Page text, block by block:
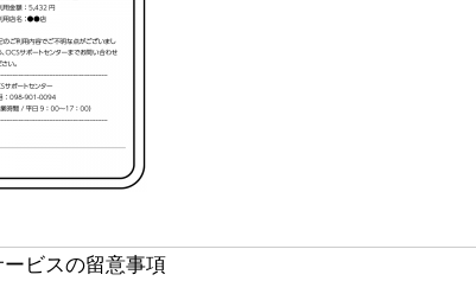
ービスの留意事項